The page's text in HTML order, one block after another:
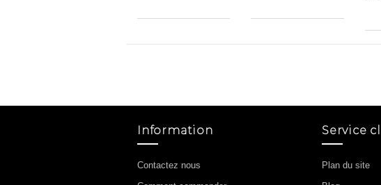
Information
Contactez nous
Service
Plan du site